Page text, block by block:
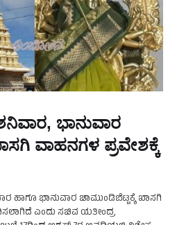
ಭಾನುವಾರ
ವಾಹನಗಳ ಪ್ರವೇಶಕ್ಕೆ
ಹಾಗೂ ಭಾನುವಾರ ಚಾಮುಂಡಿಬೆಟ್ಟಕ್ಕೆ ಖಾಸಗಿ
ಎಂದು ಸಚಿವ ಯತೀಂದ್ರ